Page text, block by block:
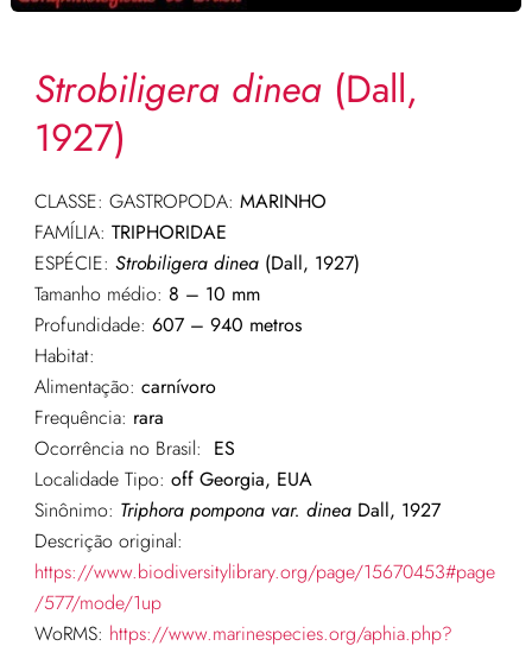
Strobiligera dinea(Dall,
1927)
CLASSE: GASTROPODA: MARINHO
FAMÍLIA: TRIPHORIDAE
ESPÉCIE: Strobiligera dinea (Dall, 1927)
Tamanho médio: 8 – 10 mm
Profundidade: 607 – 940 metros
Habitat:
Alimentação: carnívoro
Frequência: rara
Ocorrência no Brasil: ES
Localidade Tipo: off Georgia, EUA
Sinônimo: Triphora pompona var. dineaDall, 1927
Descrição original:
https://www.biodiversitylibrary.org/page/15670453#page
/577/mode/1up
WoRMS: https://www.marinespecies.org/aphia.php?